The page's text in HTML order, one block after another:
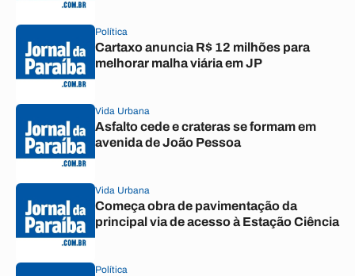
Política
Cartaxo anuncia R$ 12 milhões para
melhorar malha viária em JP
Vida Urbana
Asfalto cede e crateras se formam em
avenida de João Pessoa
Vida Urbana
Começa obra de pavimentação da
principal via de acesso à Estação Ciência
Política